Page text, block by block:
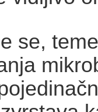
se,